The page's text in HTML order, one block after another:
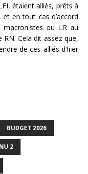
étaient alliés, prêts à
en tout cas d’accord
macronistes ou LR au
RN. Cela dit assez que,
de ces alliés d’hier
BUDGET 2026
2